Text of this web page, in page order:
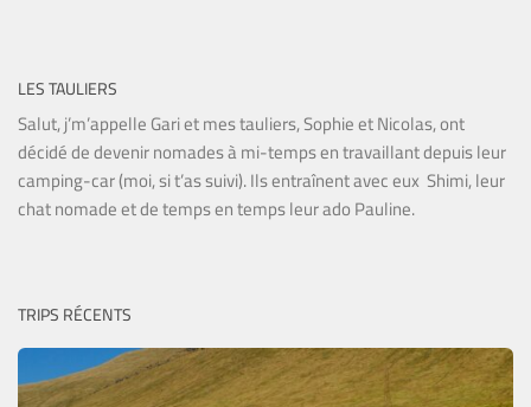
LES TAULIERS
Salut, j’m’appelle Gari et mes tauliers, Sophie et Nicolas, ont
décidé de devenir nomades à mi-temps en travaillant depuis leur
camping-car (moi, si t’as suivi). Ils entraînent avec eux Shimi, leur
chat nomade et de temps en temps leur ado Pauline.
TRIPS RÉCENTS